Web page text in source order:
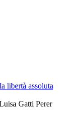
libertà assoluta
Gatti Perer